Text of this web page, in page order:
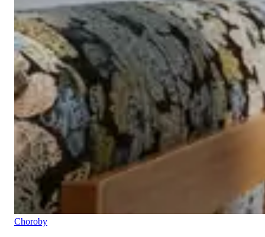
Choroby